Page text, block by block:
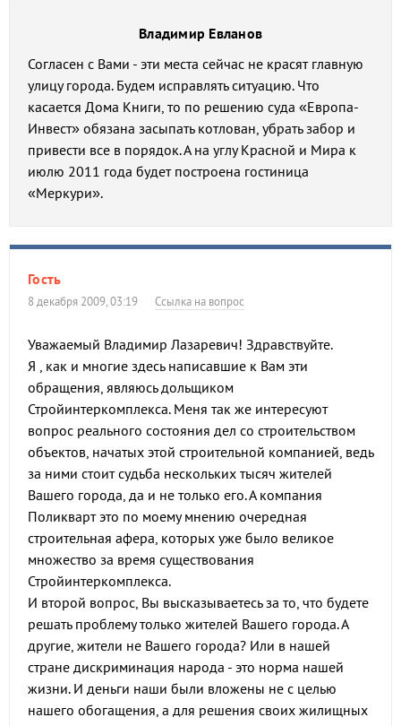
Владимир Евланов
Согласен с Вами - эти места сейчас не красят главную
улицу города. Будем исправлять ситуацию. Что
касается Дома Книги, то по решению суда «Европа-
Инвест» обязана засыпать котлован, убрать забор и
привести все в порядок. А на углу Красной и Мира к
июлю 2011 года будет построена гостиница
«Меркури».
Гость
8 декабря 2009, 03:19 Ссылка на вопрос
Уважаемый Владимир Лазаревич! Здравствуйте.
Я , как и многие здесь написавшие к Вам эти
обращения, являюсь дольщиком
Стройинтеркомплекса. Меня так же интересуют
вопрос реального состояния дел со строительством
объектов, начатых этой строительной компанией, ведь
за ними стоит судьба нескольких тысяч жителей
Вашего города, да и не только его. А компания
Поликварт это по моему мнению очередная
строительная афера, которых уже было великое
множество за время существования
Стройинтеркомплекса.
И второй вопрос, Вы высказываетесь за то, что будете
решать проблему только жителей Вашего города. А
другие, жители не Вашего города? Или в нашей
стране дискриминация народа - это норма нашей
жизни. И деньги наши были вложены не с целью
нашего обогащения, а для решения своих жилищных